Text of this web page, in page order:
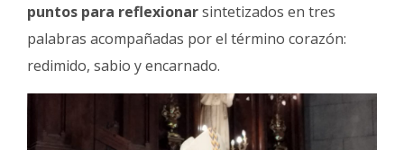
puntos para reflexionarsintetizados en tres
palabras acompañadas por el término corazón:
redimido, sabio y encarnado.